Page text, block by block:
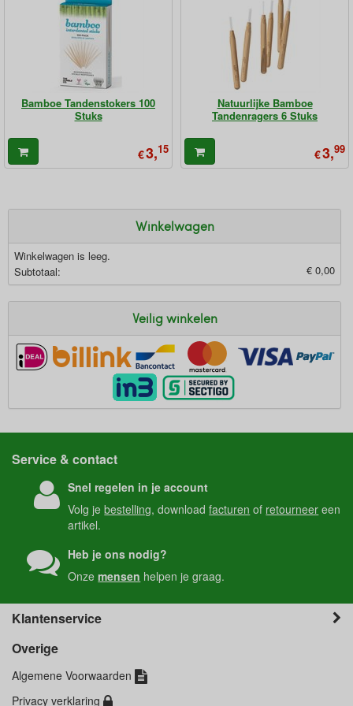
Bamboe Tandenstokers 100
Stuks
€3,15
Natuurlijke Bamboe
Tandenragers 6 Stuks
€3,99
Winkelwagen
Winkelwagen is leeg.
Subtotaal:
€ 0,00
Veilig winkelen
Service & contact
Snel regelen in je account
Volg jebestelling, downloadfacturen of retourneer een
artikel.
Heb je ons nodig?
Onzemensen helpen je graag.
Klantenservice
Overige
Algemene Voorwaarden
Privacy verklaring